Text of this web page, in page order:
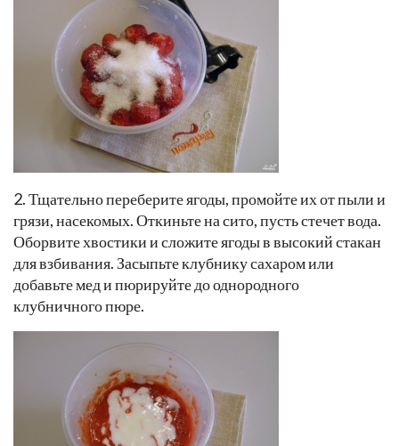
2. Тщательно переберите ягоды, промойте их от пыли и
грязи, насекомых. Откиньте на сито, пусть стечет вода.
Оборвите хвостики и сложите ягоды в высокий стакан
для взбивания. Засыпьте клубнику сахаром или
добавьте мед и пюрируйте до однородного
клубничного пюре.